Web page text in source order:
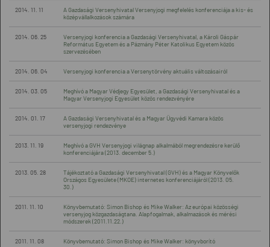
2014. 11. 11
A Gazdasági Versenyhivatal Versenyjogi megfelelés konferenciája a kis- és
középvállalkozások számára
2014. 06. 25
Versenyjogi konferencia a Gazdasági Versenyhivatal, a Károli Gáspár
Református Egyetem és a Pázmány Péter Katolikus Egyetem közös
szervezésében
2014. 06. 04 Versenyjogi konferencia a Versenytörvény aktuális változásairól
2014. 03. 05
Meghívó a Magyar Védjegy Egyesület, a Gazdasági Versenyhivatal és a
Magyar Versenyjogi Egyesület közös rendezvényére
2014. 01. 17
A Gazdasági Versenyhivatal és a Magyar Ügyvédi Kamara közös
versenyjogi rendezvénye
2013. 11. 19
Meghívó a GVH Versenyjogi világnap alkalmából megrendezésre kerülő
konferenciájára (2013. december 5.)
2013. 05. 28
Tájékoztató a Gazdasági Versenyhivatal (GVH) és a Magyar Könyvelők
Országos Egyesülete (MKOE) internetes konferenciájáról (2013. 05.
30.)
2011. 11. 10
Könyvbemutató: Simon Bishop és Mike Walker: Az európai közösségi
versenyjog közgazdaságtana. Alapfogalmak, alkalmazások és mérési
módszerek (2011.11.22.)
2011. 11. 08 Könyvbemutató: Simon Bishop és Mike Walker: könyvborító